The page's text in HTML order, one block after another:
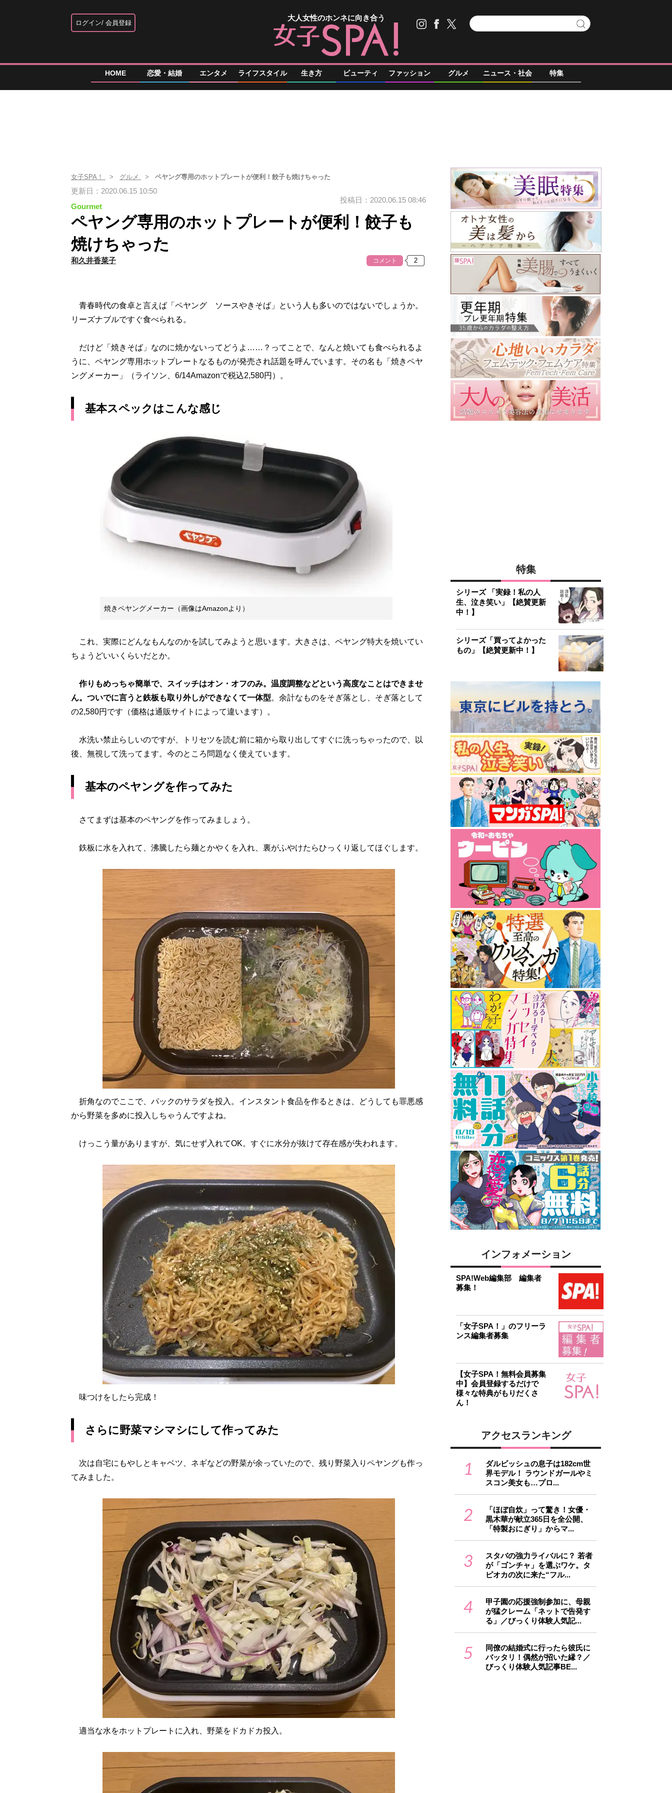
ログイン 会員登録
大人女性のホンネに向き合う
HOME 恋愛・結婚 エンタメ ライフスタイル 生き方 ビューティ ファッション グルメ ニュース・社会 特集
女子SPA！ グルメ ペヤング専用のホットプレートが便利！餃子も焼けちゃった
更新日：2020.06.15 10:50
Gourmet
投稿日：2020.06.15 08:46
ペヤング専用のホットプレートが便利！餃子も
焼けちゃった
和久井香菜子 コメント
青春時代の食卓と言えば「ペヤング ソースやきそば」という人も多いのではないでしょうか。
リーズナブルですぐ食べられる。
だけど「焼きそば」なのに焼かないってどうよ……？ってことで、なんと焼いても食べられるよ
うに、ペヤング専用ホットプレートなるものが発売され話題を呼んでいます。その名も「焼きペヤ
ングメーカー」（ライソン、6/14Amazonで税込2,580円）。
基本スペックはこんな感じ
焼きペヤングメーカー（画像はAmazonより）
これ、実際にどんなもんなのかを試してみようと思います。大きさは、ペヤング特大を焼いてい
ちょうどいいくらいだとか。
作りもめっちゃ簡単で、スイッチはオン・オフのみ。温度調整などという高度なことはできませ
ん。ついでに言うと鉄板も取り外しができなくて一体型。余計なものをそぎ落とし、そぎ落として
の2,580円です（価格は通販サイトによって違います）。
水洗い禁止らしいのですが、トリセツを読む前に箱から取り出してすぐに洗っちゃったので、以
後、無視して洗ってます。今のところ問題なく使えています。
基本のペヤングを作ってみた
さてまずは基本のペヤングを作ってみましょう。
鉄板に水を入れて、沸騰したら麺とかやくを入れ、裏がふやけたらひっくり返してほぐします。
折角なのでここで、パックのサラダを投入。インスタント食品を作るときは、どうしても罪悪感
から野菜を多めに投入しちゃうんですよね。
けっこう量がありますが、気にせず入れてOK。すぐに水分が抜けて存在感が失われます。
味つけをしたら完成！
さらに野菜マシマシにして作ってみた
次は自宅にもやしとキャベツ、ネギなどの野菜が余っていたので、残り野菜入りペヤングも作っ
てみました。
適当な水をホットプレートに入れ、野菜をドカドカ投入。
特集
シリーズ 「実録！私の人
生、泣き笑い」【絶賛更新
中！】
シリーズ「買ってよかった
もの」【絶賛更新中！】
インフォメーション
SPA!Web編集部 編集者
募集！
「女子SPA！」のフリーラ
ンス編集者募集
【女子SPA！無料会員募集
中】会員登録するだけで
様々な特典がもりだくさ
ん！
アクセスランキング
1
ダルビッシュの息子は182cm世
界モデル！ ラウンドガールやミ
スコン美女も…プロ...
2
「ほぼ自炊」って驚き！女優・
黒木華が献立365日を全公開、
「特製おにぎり」からマ...
3
スタバの強力ライバルに？ 若者
が「ゴンチャ」を選ぶワケ。タ
ピオカの次に来た“フル...
4
甲子園の応援強制参加に、母親
が猛クレーム「ネットで告発す
る」／びっくり体験人気記...
5
同僚の結婚式に行ったら彼氏に
バッタリ！偶然が招いた縁？／
びっくり体験人気記事BE...